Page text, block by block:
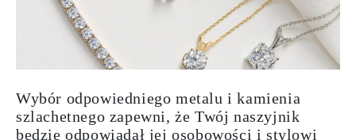
Wybór odpowiedniego metalu i kamienia
szlachetnego zapewni, że Twój naszyjnik
będzie odpowiadał jej osobowości i stylowi